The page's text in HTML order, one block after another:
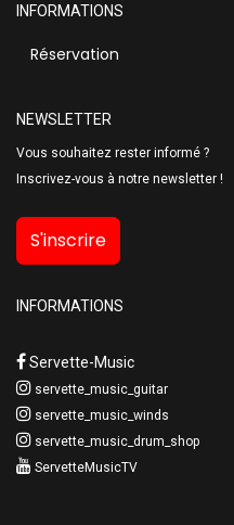
INFORMATIONS
Réservation
NEWSLETTER
Vous souhaitez rester informé ?
Inscrivez-vous à notre newsletter !
S'inscrire
INFORMATIONS
Servette-Music
servette_music_guitar
servette_music_winds
servette_music_drum_shop
ServetteMusicTV